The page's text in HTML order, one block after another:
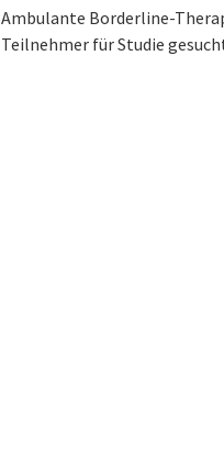
Ambulante Borderline-
Teilnehmer für Studie